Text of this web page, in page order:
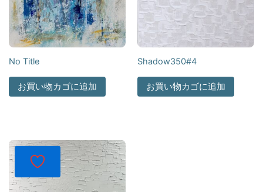
No Title
お買い物カゴに追加
Shadow350#4
お買い物カゴに追加